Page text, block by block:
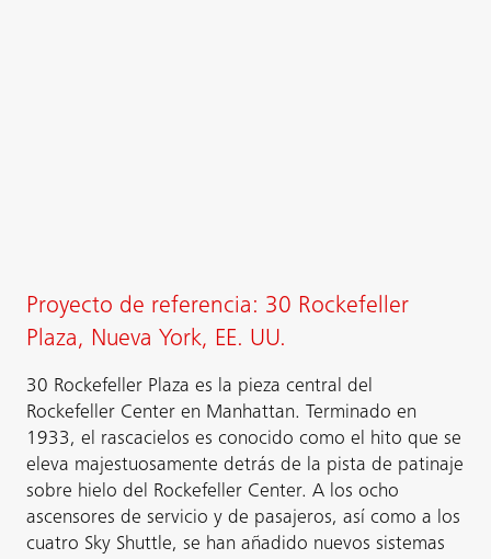
Proyecto de referencia: 30 Rockefeller
Plaza, Nueva York, EE. UU.
30 Rockefeller Plaza es la pieza central del
Rockefeller Center en Manhattan. Terminado en
1933, el rascacielos es conocido como el hito que se
eleva majestuosamente detrás de la pista de patinaje
sobre hielo del Rockefeller Center. A los ocho
ascensores de servicio y de pasajeros, así como a los
cuatro Sky Shuttle, se han añadido nuevos sistemas